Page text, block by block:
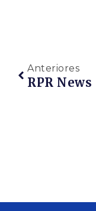
Anteriores